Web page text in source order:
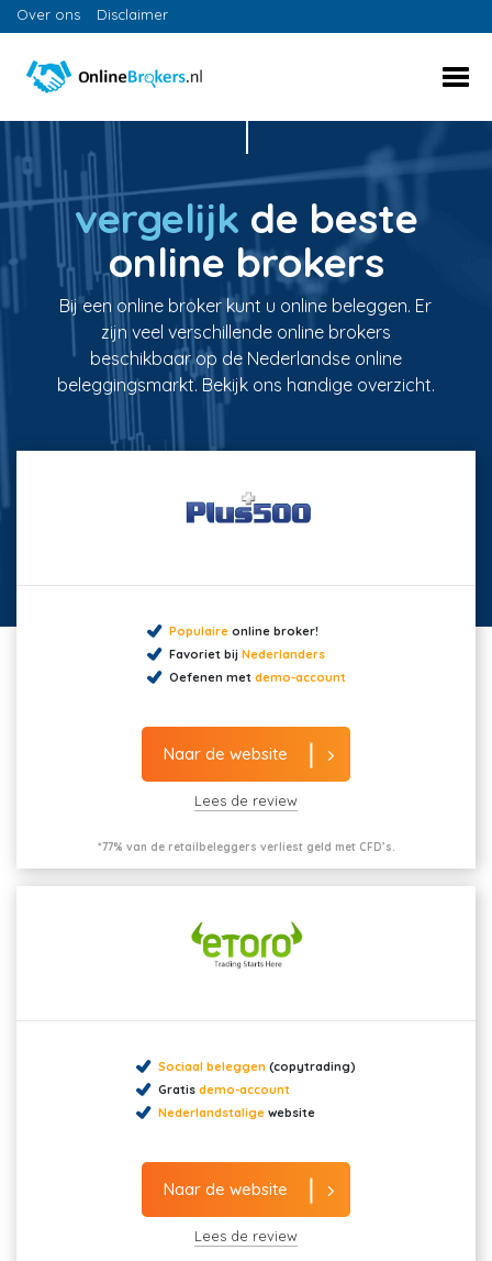
Over ons Disclaimer
vergelijk de beste
online brokers
Bij een online broker kunt u online beleggen. Er
zijn veel verschillende online brokers
beschikbaar op de Nederlandse online
beleggingsmarkt. Bekijk ons handige overzicht.
Populaireonline broker!
Favoriet bij Nederlanders
Oefenen met demo-account
Naar de website
Lees de review
*77% van de retailbeleggers verliest geld met CFD’s.
Sociaal beleggen (copytrading)
Gratis demo-account
Nederlandstalige website
Naar de website
Lees de review